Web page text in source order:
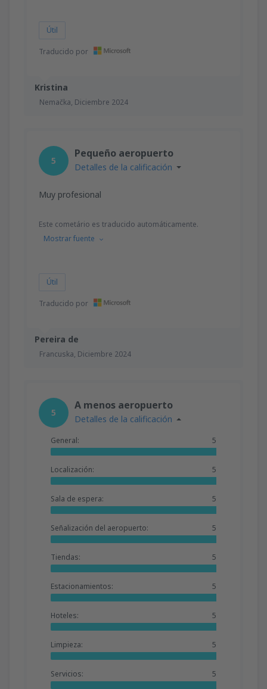
Kristina
Nemačka, Diciembre 2024
Útil
Traducido por
Pereira de
Francuska, Diciembre 2024
5
Pequeño aeropuerto
Detalles de la calificación
Muy profesional
Este cometário es traducido automáticamente.
Mostrar fuente
Útil
Traducido por
5
A menos aeropuerto
Detalles de la calificación
General: 5
Localización: 5
Sala de espera: 5
Señalización del aeropuerto: 5
Tiendas: 5
Estacionamientos: 5
Hoteles: 5
Limpieza: 5
Servicios: 5